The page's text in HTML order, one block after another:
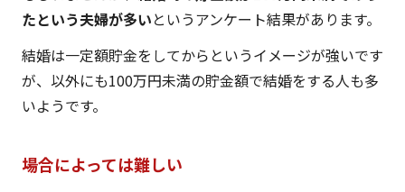
たという夫婦が多いというアンケート結果があります。
結婚は一定額貯金をしてからというイメージが強いです
が、以外にも100万円未満の貯金額で結婚をする人も多
いようです。
場合によっては難しい